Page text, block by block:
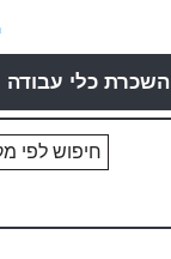
השכרת כלי עבודה